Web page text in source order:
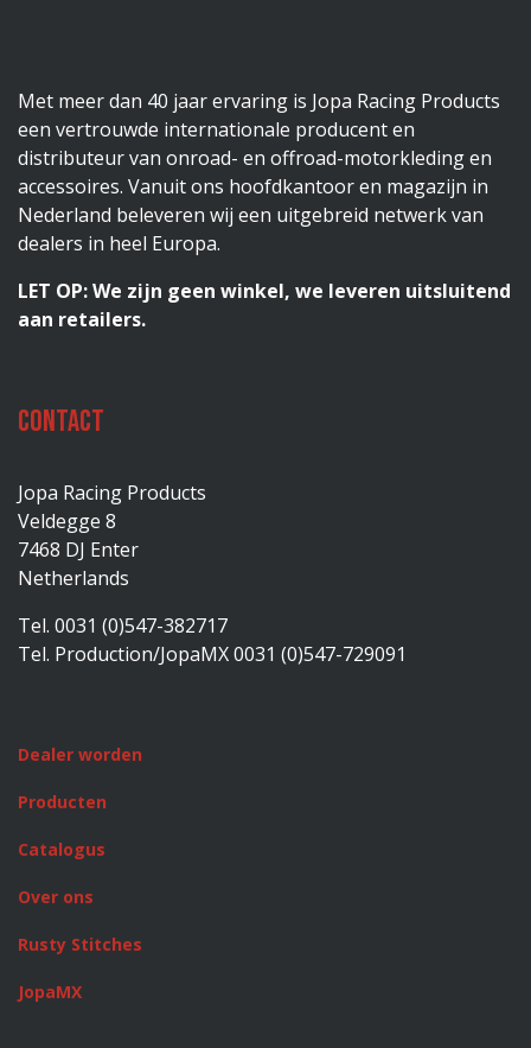
Met meer dan 40 jaar ervaring is Jopa Racing Products
een vertrouwde internationale producent en
distributeur van onroad- en offroad-motorkleding en
accessoires. Vanuit ons hoofdkantoor en magazijn in
Nederland beleveren wij een uitgebreid netwerk van
dealers in heel Europa.
LET OP: We zijn geen winkel, we leveren uitsluitend
aan retailers.
Contact
Jopa Racing Products
Veldegge 8
7468 DJ Enter
Netherlands
Tel. 0031 (0)547-382717
Tel. Production/JopaMX 0031 (0)547-729091
Dealer worden
Producten
Catalogus
Over ons
Rusty Stitches
JopaMX